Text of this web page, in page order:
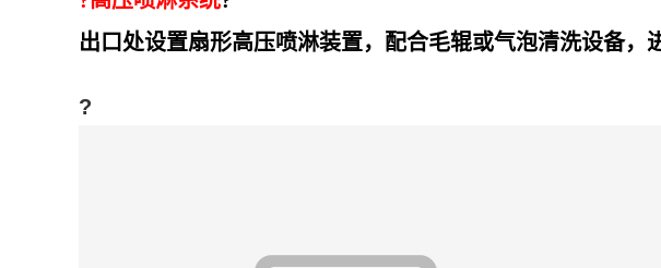
出口处设置扇形高压喷淋装置，配合毛辊或气泡清洗设备，
?